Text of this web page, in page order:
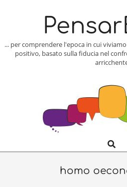
... per comprendere l'epoca in cui
positivo, basato sulla fiducia nel
Navigation
Search
homo